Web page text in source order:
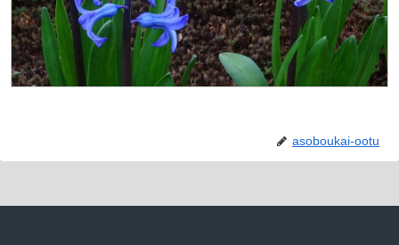
asoboukai-ootu